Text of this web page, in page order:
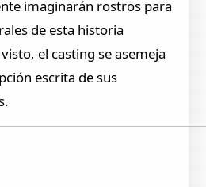
imaginarán rostros para
de esta historia
el casting se asemeja
escrita de sus